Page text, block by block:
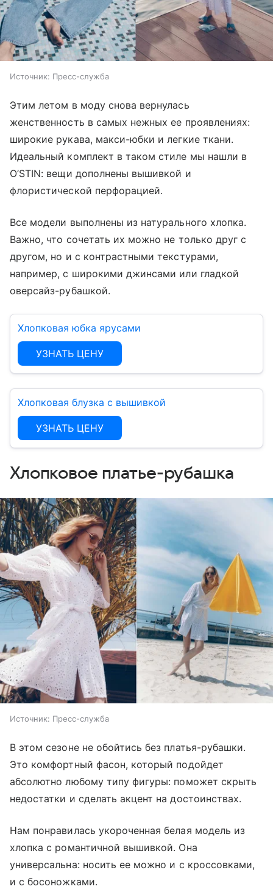
Источник: Пресс-служба
Этим летом в моду снова вернулась
женственность в самых нежных ее проявлениях:
широкие рукава, макси-юбки и легкие ткани.
Идеальный комплект в таком стиле мы нашли в
O’STIN: вещи дополнены вышивкой и
флористической перфорацией.
Все модели выполнены из натурального хлопка.
Важно, что сочетать их можно не только друг с
другом, но и с контрастными текстурами,
например, с широкими джинсами или гладкой
оверсайз-рубашкой.
Хлопковая юбка ярусами
УЗНАТЬ ЦЕНУ
Хлопковая блузка с вышивкой
УЗНАТЬ ЦЕНУ
Хлопковое платье-рубашка
Источник: Пресс-служба
В этом сезоне не обойтись без платья-рубашки.
Это комфортный фасон, который подойдет
абсолютно любому типу фигуры: поможет скрыть
недостатки и сделать акцент на достоинствах.
Нам понравилась укороченная белая модель из
хлопка с романтичной вышивкой. Она
универсальна: носить ее можно и с кроссовками,
и с босоножками.